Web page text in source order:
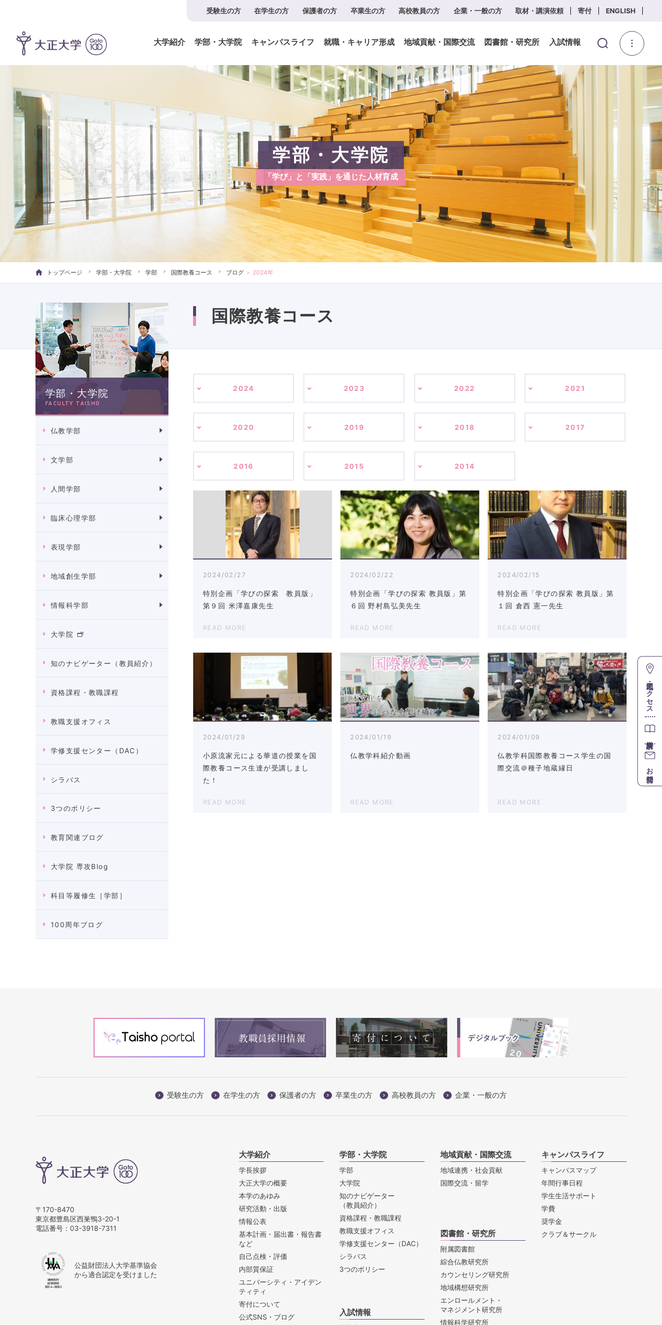
受験生の方 在学生の方 保護者の方 卒業生の方 高校教員の方 企業・一般の方 取材・講演依頼 寄付 ENGLISH
大学紹介 学部・大学院 キャンパスライフ 就職・キャリア形成 地域貢献・国際交流 図書館・研究所 入試情報
学部・大学院
「学び」と「実践」を通じた人材育成
トップページ 学部・大学院 学部 国際教養コース ブログ ＞ 2024年
学部・大学院
FACULTY TAISHO
仏教学部
文学部
人間学部
臨床心理学部
表現学部
地域創生学部
情報科学部
大学院
知のナビゲーター（教員紹介）
資格課程・教職課程
教職支援オフィス
学修支援センター（DAC）
シラバス
3つのポリシー
教育関連ブログ
大学院 専攻Blog
科目等履修生［学部］
100周年ブログ
国際教養コース
2024 2023 2022 2021
2020 2019 2018 2017
2016 2015 2014
2024/02/27
特別企画「学びの探索 教員版」
第９回 米澤嘉康先生
READ MORE
2024/02/22
特別企画「学びの探索 教員版」第
６回 野村島弘美先生
READ MORE
2024/02/15
特別企画「学びの探索 教員版」第
１回 倉西 憲一先生
READ MORE
2024/01/29
小原流家元による華道の授業を国
際教養コース生達が受講しまし
た！
READ MORE
2024/01/19
仏教学科紹介動画
READ MORE
2024/01/09
仏教学科国際教養コース学生の国
際交流＠種子地蔵縁日
READ MORE
受験生の方 在学生の方 保護者の方 卒業生の方 高校教員の方 企業・一般の方
〒170-8470
東京都豊島区西巣鴨3-20-1
電話番号： 03-3918-7311
公益財団法人大学基準協会
から適合認定を受けました
大学紹介
学長挨拶
大正大学の概要
本学のあゆみ
研究活動・出版
情報公表
基本計画・届出書・報告書
など
自己点検・評価
内部質保証
ユニバーシティ・アイデン
ティティ
寄付について
公式SNS・ブログ
学部・大学院
学部
大学院
知のナビゲーター
（教員紹介）
資格課程・教職課程
教職支援オフィス
学修支援センター（DAC）
シラバス
3つのポリシー
地域貢献・国際交流
地域連携・社会貢献
国際交流・留学
キャンパスライフ
キャンパスマップ
年間行事日程
学生生活サポート
学費
奨学金
クラブ＆サークル
入試情報
図書館・研究所
附属図書館
綜合仏教研究所
カウンセリング研究所
地域構想研究所
エンロールメント・
マネジメント研究所
情報科学研究所
地図・アクセス
お問合せ